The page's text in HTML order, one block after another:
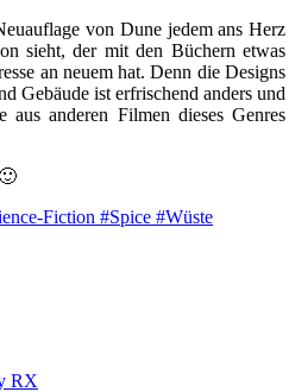
von Dune jedem ans Herz
sieht, der mit den Büchern etwas
an neuem hat. Denn die Designs
Gebäude ist erfrischend anders und
anderen Filmen dieses Genres
Fiction #Spice #Wüste
RX